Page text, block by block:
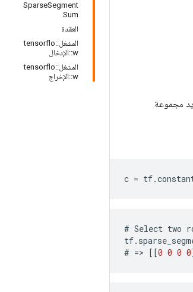
SparseSegment
Sum
العقدة
المشغل::tensorflo
w::الإدخال
المشغل::tensorflo
w::الإخراج
مجموعة
c = tf.
# Select two
tf.
# => [[0 0 0 0